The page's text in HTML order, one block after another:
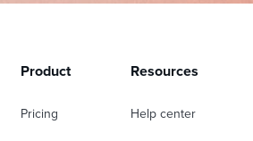
Product
Pricing
Resources
Help center